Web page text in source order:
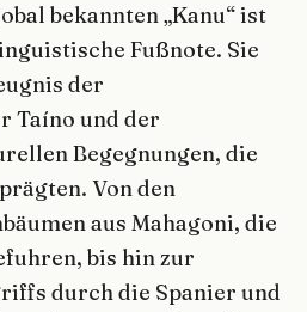
bekannten „Kanu“ ist
Fußnote. Sie
der
Taíno und der
Begegnungen, die
Von den
aus Mahagoni, die
bis hin zur
durch die Spanier und